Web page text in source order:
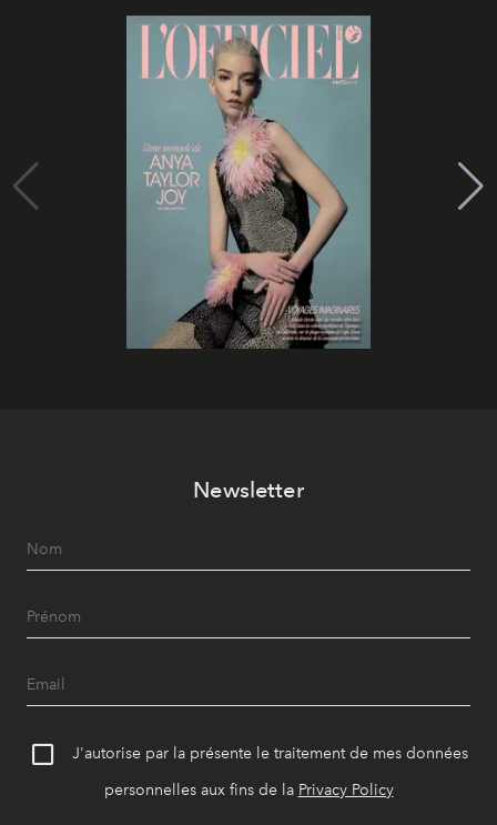
Newsletter
J'autorise par la présente le traitement de mes données
personnelles aux fins de la Privacy Policy